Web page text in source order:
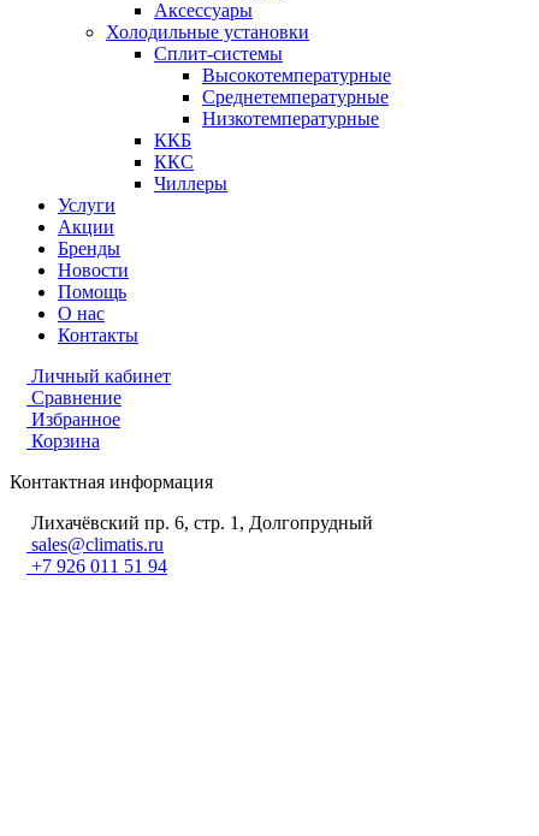
Аксессуары
Холодильные установки
Сплит-системы
Высокотемпературные
Среднетемпературные
Низкотемпературные
ККБ
ККС
Чиллеры
Услуги
Акции
Бренды
Новости
Помощь
О нас
Контакты
Личный кабинет
Сравнение
Избранное
Корзина
Контактная информация
Лихачёвский пр. 6, стр. 1, Долгопрудный
sales@climatis.ru
+7 926 011 51 94